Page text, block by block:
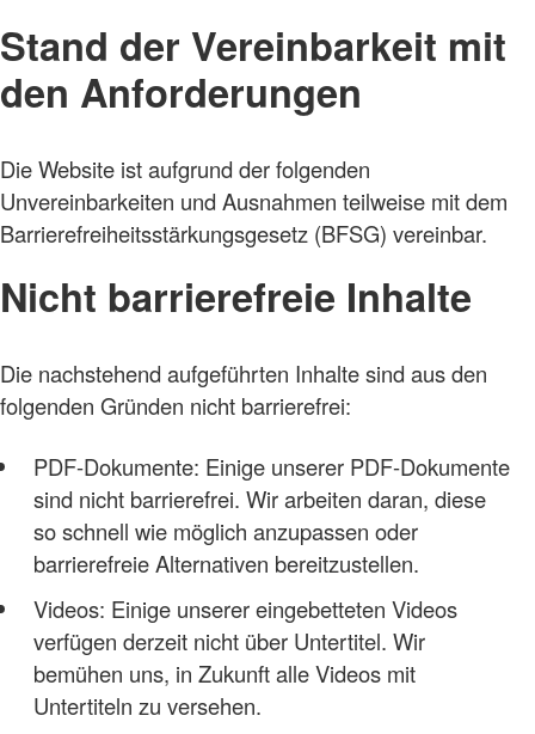
Stand der Vereinbarkeit mit
den Anforderungen
Die Website ist aufgrund der folgenden
Unvereinbarkeiten und Ausnahmen teilweise mit dem
Barrierefreiheitsstärkungsgesetz (BFSG) vereinbar.
Nicht barrierefreie Inhalte
Die nachstehend aufgeführten Inhalte sind aus den
folgenden Gründen nicht barrierefrei:
PDF-Dokumente: Einige unserer PDF-Dokumente
sind nicht barrierefrei. Wir arbeiten daran, diese
so schnell wie möglich anzupassen oder
barrierefreie Alternativen bereitzustellen.
Videos: Einige unserer eingebetteten Videos
verfügen derzeit nicht über Untertitel. Wir
bemühen uns, in Zukunft alle Videos mit
Untertiteln zu versehen.